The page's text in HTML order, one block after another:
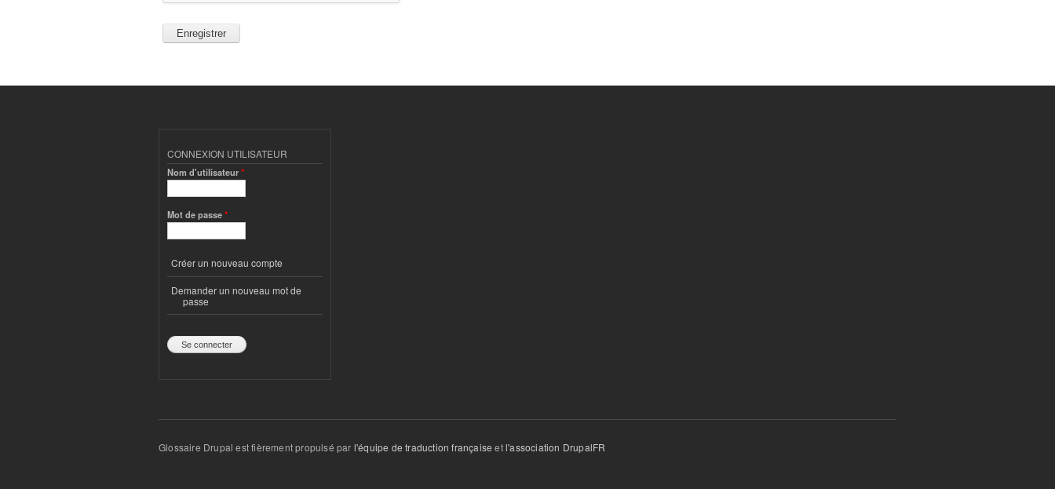
CONNEXION UTILISATEUR
Nom d'utilisateur*
Mot de passe*
Créer un nouveau compte
Demander un nouveau mot de
passe
Glossaire Drupal est fièrement propulsé par l'équipe de traduction française etl'association DrupalFR